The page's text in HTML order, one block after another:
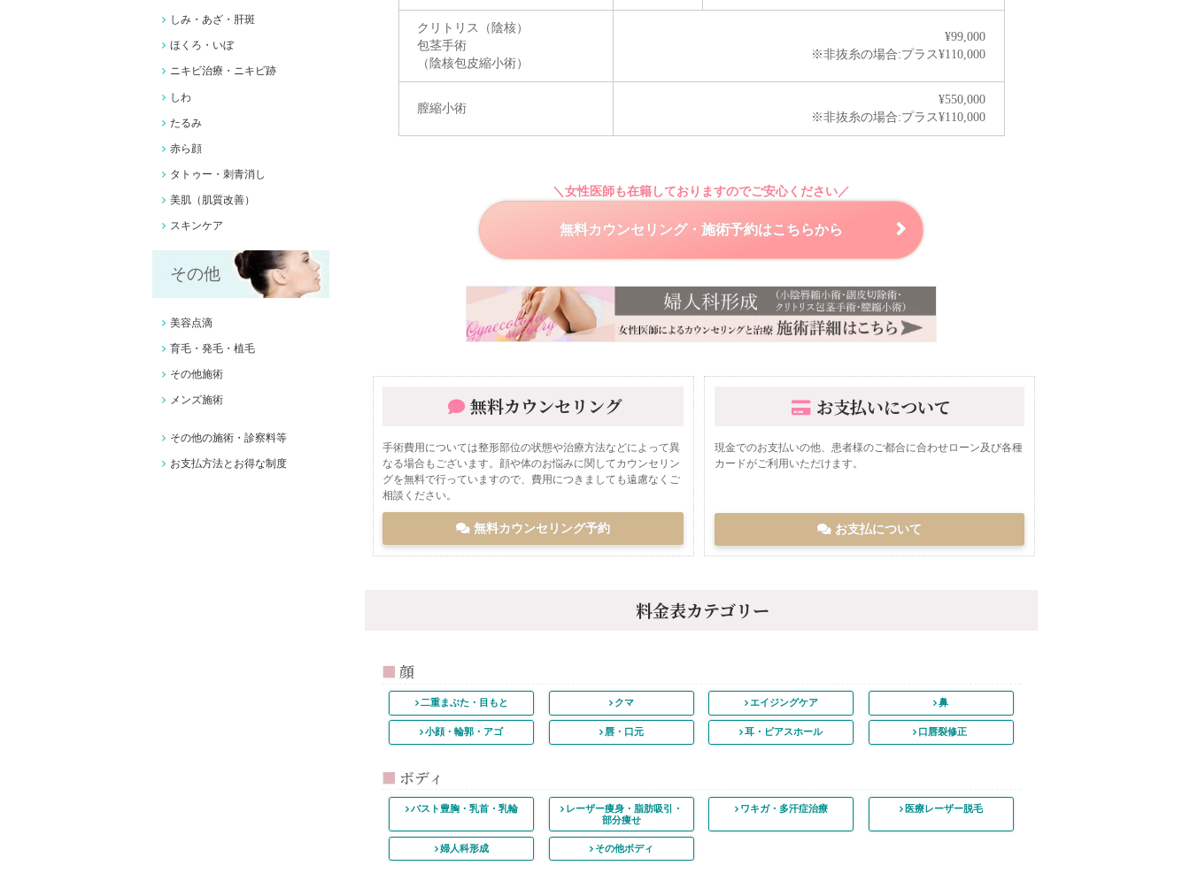
クリトリス（陰核）
包茎手術
（陰核包皮縮小術）
¥99,000
※非抜糸の場合:プラス¥110,000
膣縮小術
¥550,000
※非抜糸の場合:プラス¥110,000
＼女性医師も在籍しておりますのでご安心ください／
無料カウンセリング・ 施術予約はこちらから
無料カウンセリング
手術費用については整形部位の状態や治療方法などによって異
なる場合もございます。顔や体のお悩みに関してカウンセリン
グを無料で行っていますので、費用につきましても遠慮なくご
相談ください。
無料カウンセリング予約
お支払いについて
現金でのお支払いの他、患者様のご都合に合わせローン及び各種
カードがご利用いただけます。
お支払について
料金表カテゴリー
顔
二重まぶた・ 目もと クマ エイジングケア 鼻
小顔・輪郭・アゴ 唇・口元 耳・ピアスホール 口唇裂修正
ボディ
バスト豊胸・乳首・乳輪 レーザー痩身・脂肪吸引
・
部分痩せ
ワキガ・多汗症治療 医療レーザー脱毛
婦人科形成 その他ボディ
しみ・あざ・肝斑
ほくろ・いぼ
ニキビ治療 ・ニキビ跡
しわ
たるみ
赤ら顔
タトゥー・刺青消し
美肌（肌質改善）
スキンケア
その他
美容点滴
育毛・発毛・植毛
その他施術
メンズ施術
その他の施術・診察料等
お支払方法とお得な制度